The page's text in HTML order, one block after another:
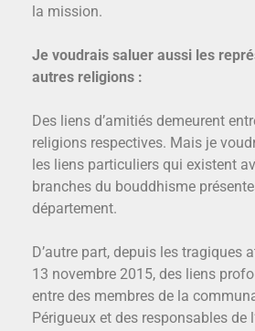
la mission.
Je voudrais saluer aussi les
autres religions :
Des liens d’amitiés demeurent
religions respectives. Mais je
les liens particuliers qui existent
branches du bouddhisme
département.
D’autre part, depuis les tragiques
13 novembre 2015, des liens
entre des membres de la
Périgueux et des responsables de